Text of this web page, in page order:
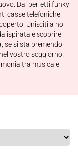
Dai berretti funky
casse telefoniche
Unisciti a noi
ispirata e scoprire
se si sta premendo
vostro soggiorno.
tra musica e